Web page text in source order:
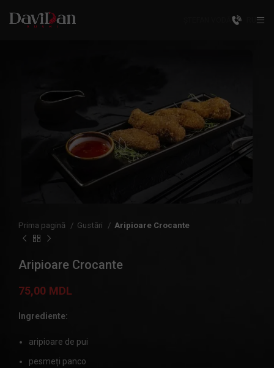
Prima pagină Gustări Aripioare Crocante
Aripioare Crocante
75,00 MDL
Ingrediente:
aripioare de pui
pesmeți panco